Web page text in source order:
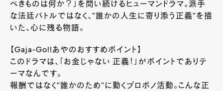
べきものは何か？」を問い続けるヒューマンドラマ。派手
な法廷バトルではなく、“誰かの人生に寄り添う正義”を描
いた、心に残る物語。
【Gaja-Go!!あやのおすすめポイント】
このドラマは、「お金じゃない 正義！」がポイントでありテ
ーマなんです。
報酬ではなく“誰かのため”に動くプロボノ活動。こんな正